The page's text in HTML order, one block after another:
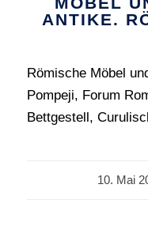
ANTIKE.
Römische Möbel
Pompeji, Forum
Bettgestell,
10. Mai
/